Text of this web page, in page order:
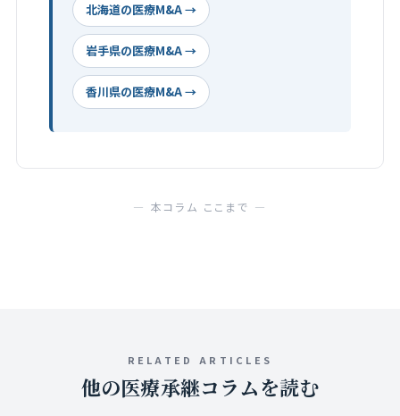
北海道の医療M&A →
岩手県の医療M&A →
香川県の医療M&A →
— 本コラム ここまで —
RELATED ARTICLES
他の医療承継コラムを読む